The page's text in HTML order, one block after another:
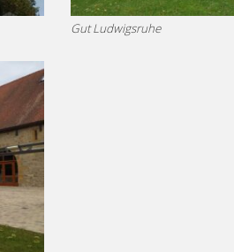
Gut Ludwigsruhe